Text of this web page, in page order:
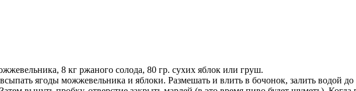
8 кг ржаного солода, 80 гр. сухих яблок или груш.
ягоды можжевельника и яблоки. Размешать и влить в бочонок, залить водой